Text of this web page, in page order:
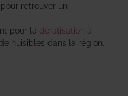
pour retrouver un
pour la dératisation à
nuisibles dans la région.